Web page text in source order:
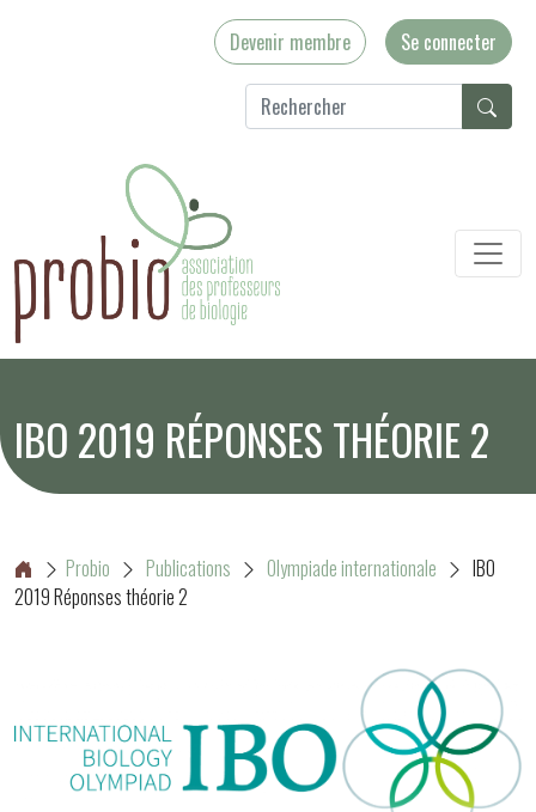
Devenir membre Se connecter
IBO 2019 RÉPONSES THÉORIE 2
Probio Publications Olympiade internationale
IBO
2019 Réponses théorie 2